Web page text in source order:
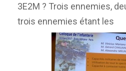
3E2M ? Trois ennemies,
trois ennemies étant les